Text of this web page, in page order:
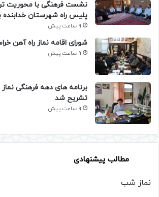
نشست فرهنگی با محوریت
پلیس راه شهرستان خدابنده
9 ساعت پیش
شورای اقامه نماز راه آهن
9 ساعت پیش
برنامه های دهه فرهنگی
تشریح شد
9 ساعت پیش
مطالب پیشنهادی
نماز شب